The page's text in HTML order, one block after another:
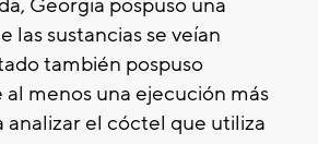
Georgia pospuso una
las sustancias se veían
también pospuso
menos una ejecución más
analizar el cóctel que utiliza